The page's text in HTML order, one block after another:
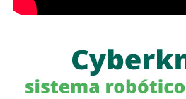
me he escondido
caso Ayotzinapa